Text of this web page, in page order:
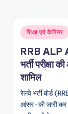
और
विश्व
Posted
in
शिक्षा एवं कैरियर
RRB ALP
भर्ती
शामिल
रेलवे भर्ती बोर्ड
आंसर-की जारी कर